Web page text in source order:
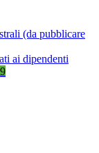
(da pubblicare
ai dipendenti